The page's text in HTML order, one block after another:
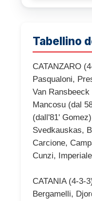
Tabellino
CATANZARO
Pasqualoni,
Van
Mancosu (dal
(dall'81'
Svedkauskas,
Carcione,
Cunzi,
CATANIA (4-3-
Bergamelli,